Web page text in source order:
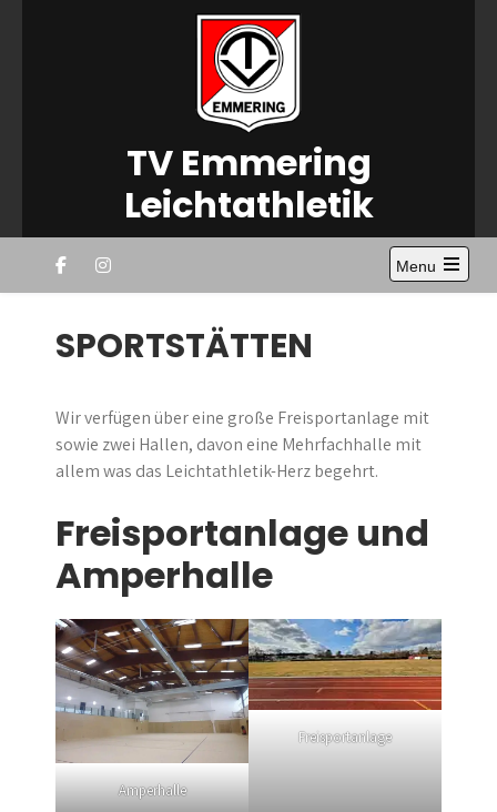
TV Emmering
Leichtathletik
Menu
Open
SPORTSTÄTTEN
Wir verfügen über eine große Freisportanlage mit
sowie zwei Hallen, davon eine Mehrfachhalle mit
allem was das Leichtathletik-Herz begehrt.
Freisportanlage und
Amperhalle
Amperhalle
Freisportanlage